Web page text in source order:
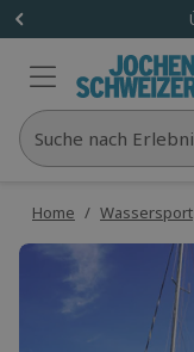
Suche nach
Home / Wassersport